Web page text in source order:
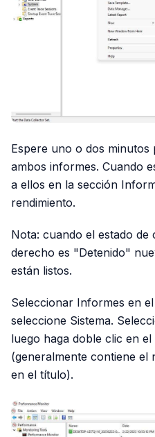
Espere uno o dos minutos
ambos informes. Cuando
a ellos en la sección
rendimiento.
Nota: cuando el estado
derecho es "Detenido"
están listos.
Seleccionar Informes en
seleccione Sistema.
luego haga doble clic en
(generalmente contiene
en el título).